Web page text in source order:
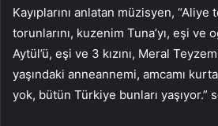
Kayıplarını anlatan müzisyen,
torunlarını, kuzenim Tuna’yı, eşi ve
Aytül’ü, eşi ve 3 kızını, Meral
yaşındaki anneannemi, amcamı
yok, bütün Türkiye bunları yaşıyor.”